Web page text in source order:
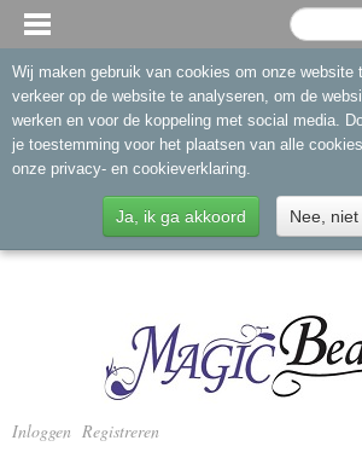
Inloggen Registreren
Wij maken gebruik van cookies om onze website
verkeer op de website te analyseren, om de
werken en voor de koppeling met social media.
je toestemming voor het plaatsen van alle
onze privacy- en cookieverklaring.
Ja, ik ga akkoord Nee,